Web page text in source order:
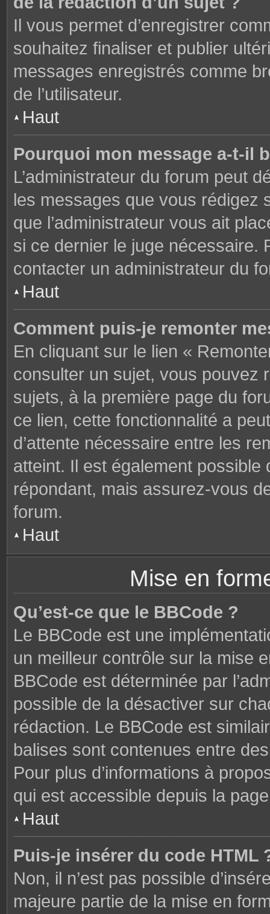
Il vous permet d’enregistrer
souhaitez finaliser et publier
messages enregistrés comme
de l’utilisateur.
Haut
Pourquoi mon message a-t-il
L’administrateur du forum peut
les messages que vous rédigez
que l’administrateur vous ait
si ce dernier le juge nécessaire.
contacter un administrateur du
Haut
Comment puis-je remonter
En cliquant sur le lien «
consulter un sujet, vous pouvez
sujets, à la première page du
ce lien, cette fonctionnalité a
d’attente nécessaire entre les
atteint. Il est également
répondant, mais assurez-vous
forum.
Haut
Mise en
Qu’est-ce que le BBCode ?
Le BBCode est une
un meilleur contrôle sur la mise
BBCode est déterminée par
possible de la désactiver sur
rédaction. Le BBCode est
balises sont contenues entre
Pour plus d’informations à
qui est accessible depuis la
Haut
Puis-je insérer du code HTML
Non, il n’est pas possible
majeure partie de la mise en